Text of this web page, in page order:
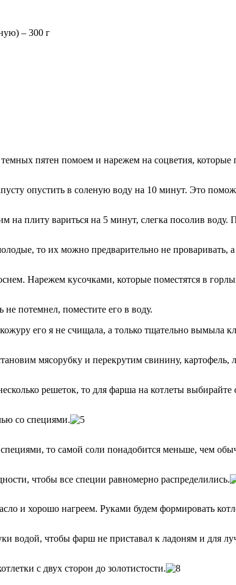
– 300 г
пятен помоем и нарежем на соцветия,
опустить в соленую воду на 10 минут. Это
на плиту вариться на 5 минут, слегка посолив
то их можно предварительно не проваривать, а
Нарежем кусочками, которые поместятся в
потемнел, поместите его в воду.
его я не счищала, а только тщательно вымыла
мясорубку и перекрутим свинину, картофель,
решеток, то для фарша на котлеты
со специями.
то самой соли понадобится меньше, чем
чтобы все специи равномерно распределились.
и хорошо нагреем. Руками будем формировать
водой, чтобы фарш не приставал к ладоням и для
с двух сторон до золотистости.